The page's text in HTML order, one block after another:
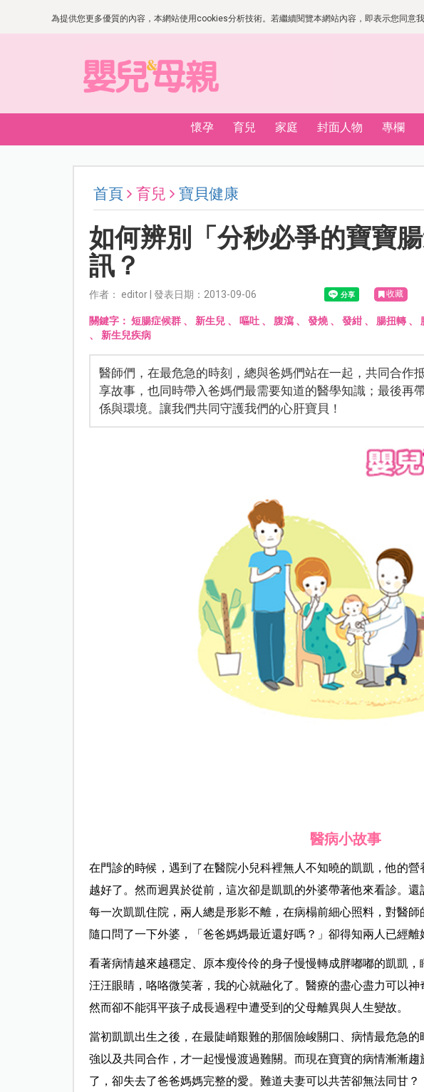
為提供您更多優質的內容，本網站使用cookies分析技術。若繼續閱覽本網站內容，即表示您同
懷孕 育兒 家庭 封面人物 專欄
首頁 育兒 寶貝健康
如何辨別「分秒必爭的寶寶
訊？
作者： editor | 發表日期：2013-09-06 收藏
關鍵字： 短腸症候群、 新生兒、 嘔吐、 腹瀉、 發燒、 發紺、 腸扭轉、
、 新生兒疾病
醫師們，在最危急的時刻，總與爸媽們站在一起，共同合作
享故事，也同時帶入爸媽們最需要知道的醫學知識；最後再
係與環境。讓我們共同守護我們的心肝寶貝！
醫病小故事
在門診的時候，遇到了在醫院小兒科裡無人不知曉的凱凱，他的
越好了。然而迥異於從前，這次卻是凱凱的外婆帶著他來看診。
每一次凱凱住院，兩人總是形影不離，在病榻前細心照料，對醫師
隨口問了一下外婆，「爸爸媽媽最近還好嗎？」卻得知兩人已經離
看著病情越來越穩定、原本瘦伶伶的身子慢慢轉成胖嘟嘟的凱凱
汪汪眼睛，咯咯微笑著，我的心就融化了。醫療的盡心盡力可以神
然而卻不能弭平孩子成長過程中遭受到的父母離異與人生變故。
當初凱凱出生之後，在最陡峭艱難的那個險峻關口、病情最危急
強以及共同合作，才一起慢慢渡過難關。而現在寶寶的病情漸漸
了，卻失去了爸爸媽媽完整的愛。難道夫妻可以共苦卻無法同甘？